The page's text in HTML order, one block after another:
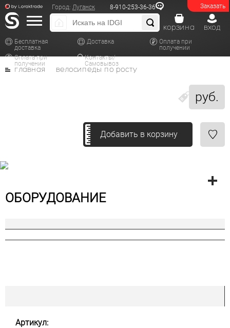
Заказать
Город: Луганск 8-910-253-36-36
Бесплатная
доставка
Доставка
Оплата при
получении
Оплата при
получении
Контакты/
Самовывоз
вход
корзина
руб.
главная велосипеды по росту
Добавить в корзину
ОБОРУДОВАНИЕ
Артикул: